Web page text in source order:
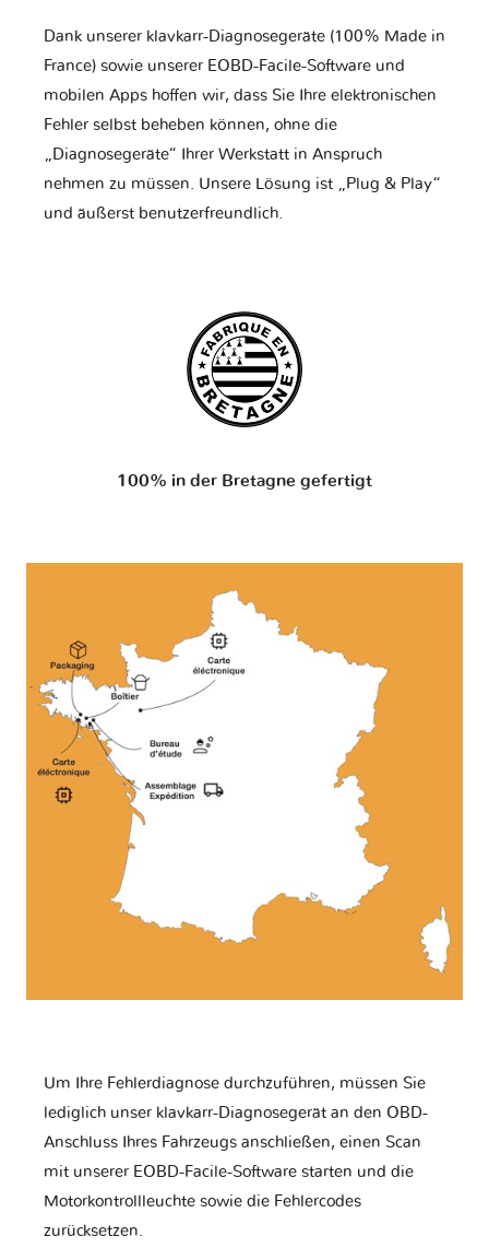
Dank unserer klavkarr-Diagnosegeräte (100% Made in
France) sowie unserer EOBD-Facile-Software und
mobilen Apps hoffen wir, dass Sie Ihre elektronischen
Fehler selbst beheben können, ohne die
„Diagnosegeräte“ Ihrer Werkstatt in Anspruch
nehmen zu müssen. Unsere Lösung ist „Plug & Play“
und äußerst benutzerfreundlich.
100% in der Bretagne gefertigt
Um Ihre Fehlerdiagnose durchzuführen, müssen Sie
lediglich unser klavkarr-Diagnosegerät an den OBD-
Anschluss Ihres Fahrzeugs anschließen, einen Scan
mit unserer EOBD-Facile-Software starten und die
Motorkontrollleuchte sowie die Fehlercodes
zurücksetzen.